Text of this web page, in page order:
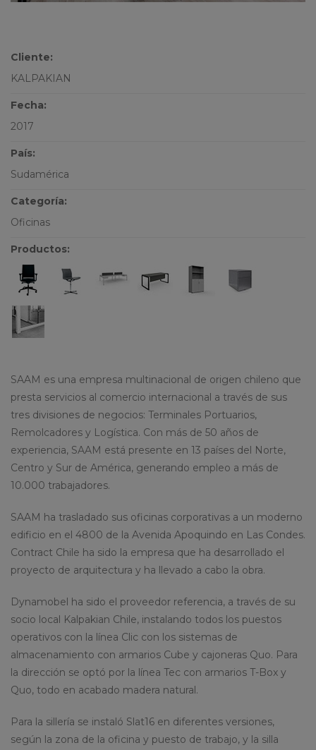
Cliente:
KALPAKIAN
Fecha:
2017
País:
Sudamérica
Categoría:
Oficinas
Productos:
SAAM es una empresa multinacional de origen chileno que
presta servicios al comercio internacional a través de sus
tres divisiones de negocios: Terminales Portuarios,
Remolcadores y Logística. Con más de 50 años de
experiencia, SAAM está presente en 13 países del Norte,
Centro y Sur de América, generando empleo a más de
10.000 trabajadores.
SAAM ha trasladado sus oficinas corporativas a un moderno
edificio en el 4800 de la Avenida Apoquindo en Las Condes.
Contract Chile ha sido la empresa que ha desarrollado el
proyecto de arquitectura y ha llevado a cabo la obra.
Dynamobel ha sido el proveedor referencia, a través de su
socio local Kalpakian Chile, instalando todos los puestos
operativos con la línea Clic con los sistemas de
almacenamiento con armarios Cube y cajoneras Quo. Para
la dirección se optó por la línea Tec con armarios T-Box y
Quo, todo en acabado madera natural.
Para la sillería se instaló Slat16 en diferentes versiones,
según la zona de la oficina y puesto de trabajo, y la silla